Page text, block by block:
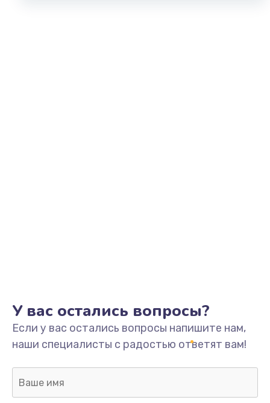
У вас остались вопросы?
Если у вас остались вопросы напишите нам,
наши специалисты с радостью ответят вам!